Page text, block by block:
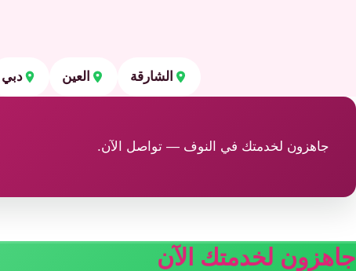
الشارقة العين دبي
جاهزون لخدمتك في النوف — تواصل الآن.
جاهزون لخدمتك الآن